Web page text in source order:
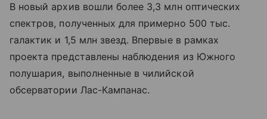
В новый архив вошли более 3,3 млн оптических
спектров, полученных для примерно 500 тыс.
галактик и 1,5 млн звезд. Впервые в рамках
проекта представлены наблюдения из Южного
полушария, выполненные в чилийской
обсерватории Лас-Кампанас.